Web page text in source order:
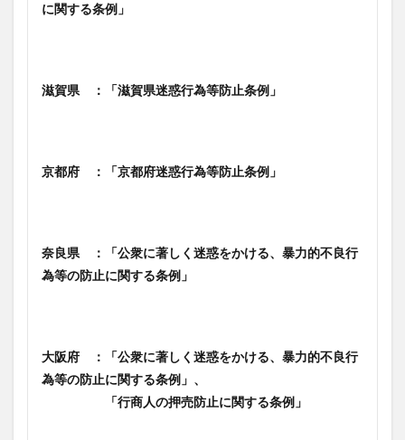
に関する条例」
滋賀県 ：「滋賀県迷惑行為等防止条例」
京都府 ：「京都府迷惑行為等防止条例」
奈良県 ：「公衆に著しく迷惑をかける、暴力的不良行
為等の防止に関する条例」
大阪府 ：「公衆に著しく迷惑をかける、暴力的不良行
為等の防止に関する条例」、
「行商人の押売防止に関する条例」